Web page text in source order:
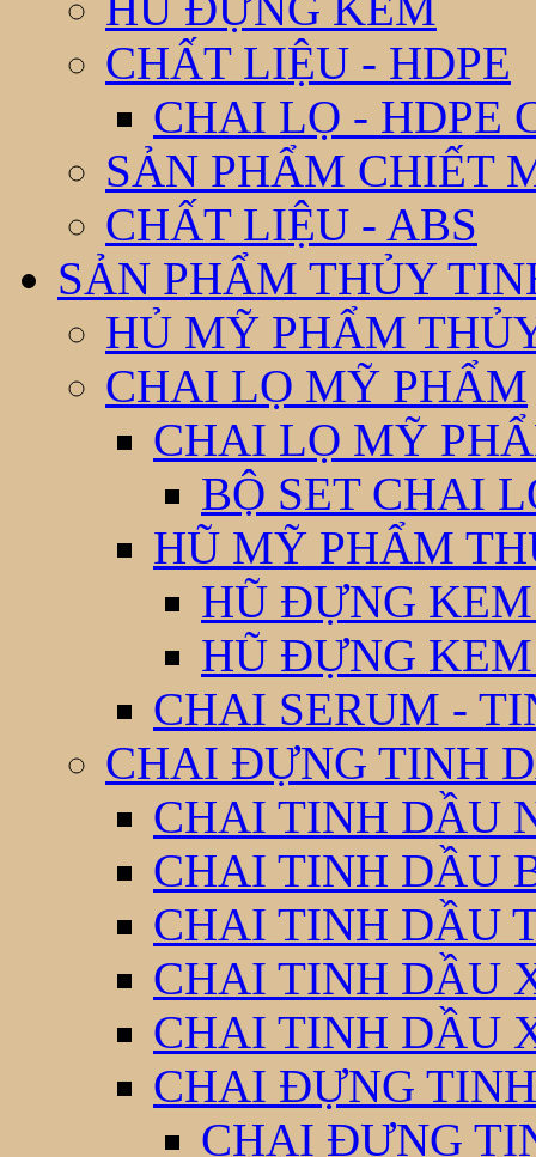
CHẤT LIỆU - HDPE
CHAI LỌ - HDPE
SẢN PHẨM CHIẾT
CHẤT LIỆU - ABS
SẢN PHẨM THỦY
HỦ MỸ PHẨM
CHAI LỌ MỸ PHẨM
CHAI LỌ MỸ
BỘ SET CHAI
HŨ MỸ PHẨM
HŨ ĐỰNG
HŨ ĐỰNG
CHAI SERUM -
CHAI ĐỰNG TINH
CHAI TINH DẦU
CHAI TINH DẦU
CHAI TINH DẦU
CHAI TINH DẦU
CHAI TINH DẦU
CHAI ĐỰNG
CHAI ĐỰNG